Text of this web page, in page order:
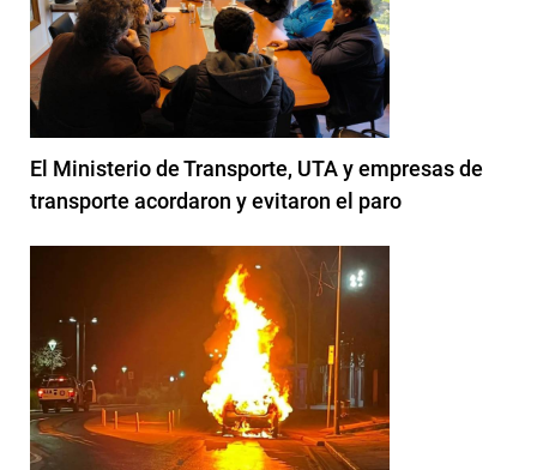
El Ministerio de Transporte, UTA y empresas de
transporte acordaron y evitaron el paro